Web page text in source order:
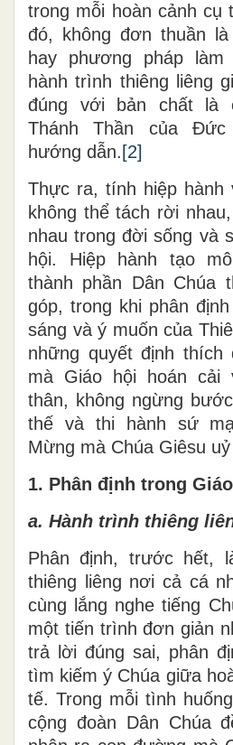
trong mỗi hoàn cảnh cụ
đó, không đơn thuần
hay phương pháp
hành trình thiêng liêng
đúng với bản chất là
Thánh Thần của
hướng dẫn. [2]
Thực ra, tính hiệp hành
không thể tách rời
nhau trong đời sống và
hội. Hiệp hành tạo
thành phần Dân Chúa
góp, trong khi phân
sáng và ý muốn của
những quyết định
mà Giáo hội hoán cải
thân, không ngừng
thế và thi hành sứ
Mừng mà Chúa Giêsu
1. Phân định trong
a. Hành trình thiêng
Phân định, trước hết,
thiêng liêng nơi cả cá
cùng lắng nghe tiếng
một tiến trình đơn giản
trả lời đúng sai, phân
tìm kiếm ý Chúa giữa
tế. Trong mỗi tình
cộng đoàn Dân Chúa